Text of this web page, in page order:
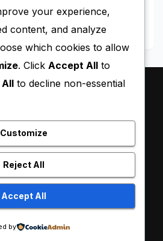
|Theme:Pulse Newsby
Themeansar
Sample Page
your experience,
content, and analyze
which cookies to allow
. Click Accept All to
All to decline non-essential
Customize
Reject All
Accept All
by